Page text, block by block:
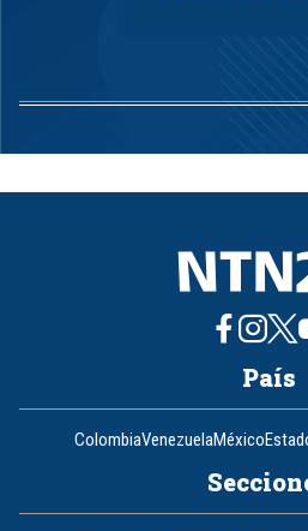
8
País
ColombiaVenezuelaMéxico